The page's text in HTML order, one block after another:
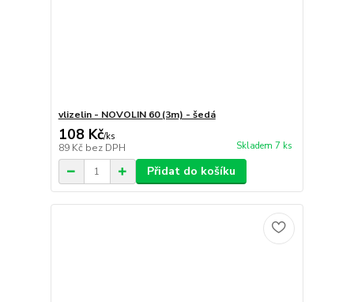
vlizelin - NOVOLIN 60 (3m) - šedá
108 Kč/ks
89 Kč bez DPH Skladem 7 ks
Přidat do košíku